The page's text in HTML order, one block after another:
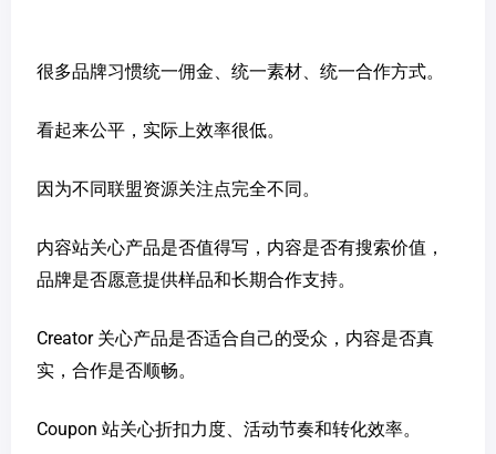
很多品牌习惯统一佣金、统一素材、统一合作方式。
看起来公平，实际上效率很低。
因为不同联盟资源关注点完全不同。
内容站关心产品是否值得写，内容是否有搜索价值，
品牌是否愿意提供样品和长期合作支持。
Creator 关心产品是否适合自己的受众，内容是否真
实，合作是否顺畅。
Coupon 站关心折扣力度、活动节奏和转化效率。